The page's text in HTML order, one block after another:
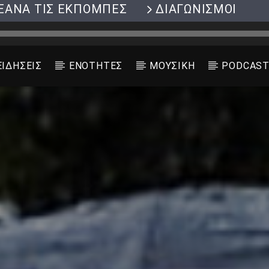
ΤΙΣ ΕΚΠΟΜΠΕΣ ΔΙΑΓΩΝΙΣΜΟΙ
ΕΝΟΤΗΤΕΣ ΜΟΥΣΙΚΗ